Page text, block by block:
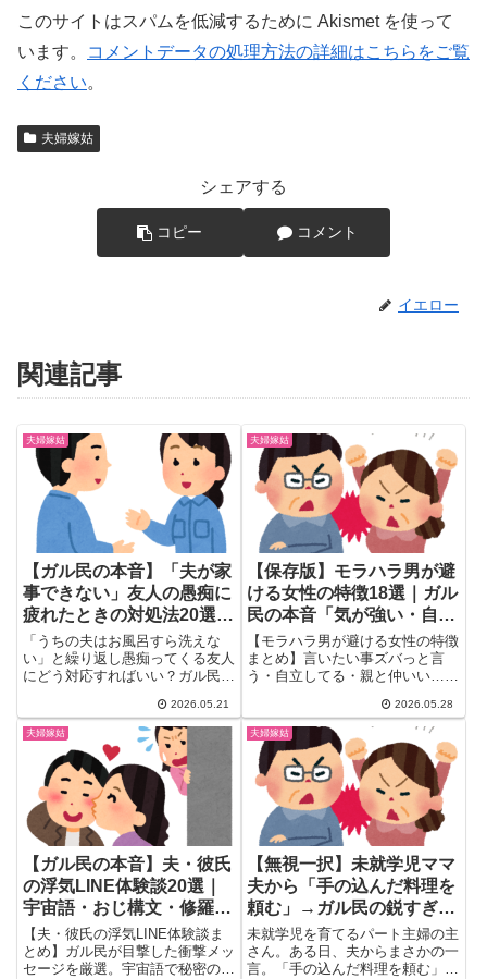
このサイトはスパムを低減するために Akismet を使って
います。
コメントデータの処理方法の詳細はこちらをご覧
ください。
夫婦嫁姑
シェアする
コピー コメント
イエロー
関連記事
夫婦嫁姑
【ガル民の本音】「夫が家
事できない」友人の愚痴に
疲れたときの対処法20選｜
聞き流し・距離置き・ノロ
ケ返し
「うちの夫はお風呂すら洗えな
い」と繰り返し愚痴ってくる友人
にどう対応すればいい？ガル民
が家事をしない本当の理由・愚痴
を上手にかわす聞き流し術・ノロ
ケ返し・距離の置き方まで、夫婦
関係のリアルな声をまとめていま
す。
2026.05.21
夫婦嫁姑
【保存版】モラハラ男が避
ける女性の特徴18選｜ガル
民の本音「気が強い・自
立・親と仲いい」
【モラハラ男が避ける女性の特徴
まとめ】言いたい事ズバっと言
う・自立してる・親と仲いい…ガ
付けないリアルな共通点を18個
厳選。気が強い女性・高収入キャ
リア・自己肯定感が高い人など、
検索しても出てこない本音を一気
にチェック。
2026.05.28
夫婦嫁姑
【ガル民の本音】夫・彼氏
の浮気LINE体験談20選｜
宇宙語・おじ構文・修羅場
エピソード
【夫・彼氏の浮気LINE体験談ま
とめ】ガル民が目撃した衝撃メッ
セージを厳選。宇宙語で秘密のや
夫婦嫁姑
【無視一択】未就学児ママ
夫から「手の込んだ料理を
頼む」→ガル民の鋭すぎる
返しｗｗｗ
未就学児を育てるパート主婦の主
さん。ある日、夫からまさかの一
言。「手の込んだ料理を頼む」